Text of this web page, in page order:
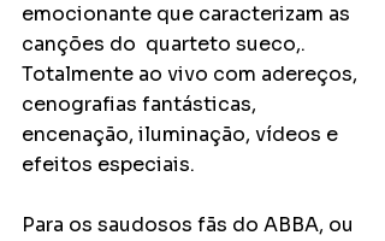
emocionante que caracterizam as
canções do  quarteto sueco,.
Totalmente ao vivo com adereços,
cenografias fantásticas,
encenação, iluminação, vídeos e
efeitos especiais.
Para os saudosos fãs do ABBA, ou